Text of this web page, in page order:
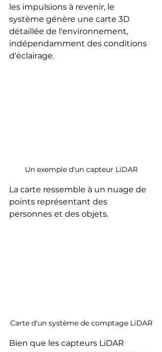
les impulsions à revenir, le
système génère une carte 3D
détaillée de l'environnement,
indépendamment des conditions
d'éclairage.
Un exemple d'un capteur LiDAR
La carte ressemble à un nuage de
points représentant des
personnes et des objets.
Carte d'un système de comptage LiDAR
Bien que les capteurs LiDAR